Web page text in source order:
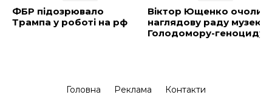
ФБР підозрювало
Трампа у роботі на рф
Віктор Ющенко очолив
наглядову раду музею
Голодомору-геноциду
Головна Реклама Контакти